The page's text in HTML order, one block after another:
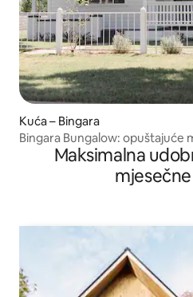
Kuća – Bingara
Bingara Bungalow: opuštajuće
Maksimalna